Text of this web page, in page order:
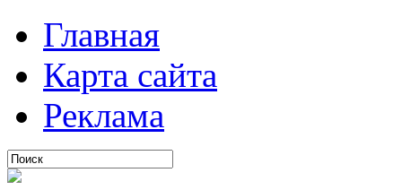
Главная
Карта сайта
Реклама